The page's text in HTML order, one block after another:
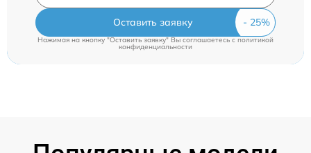
Оставить заявку
Нажимая на кнопку "Оставить заявку" Вы соглашаетесь cполитикой
конфиденциальности